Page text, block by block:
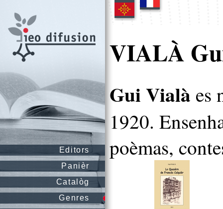
Editors
Panièr
Catalòg
Genres
VIALÀ
Gui Vialà es
1920.
poèmas,